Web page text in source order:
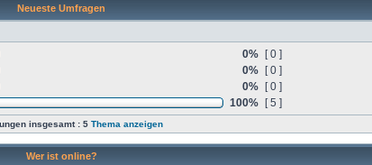
Neueste Umfragen
0%
[ 0 ]
0%
[ 0 ]
0%
[ 0 ]
100% [ 5 ]
insgesamt : 5 Thema anzeigen
Wer ist online?